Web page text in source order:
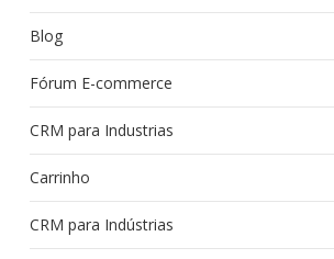
Blog
Fórum E-commerce
CRM para Industrias
Carrinho
CRM para Indústrias